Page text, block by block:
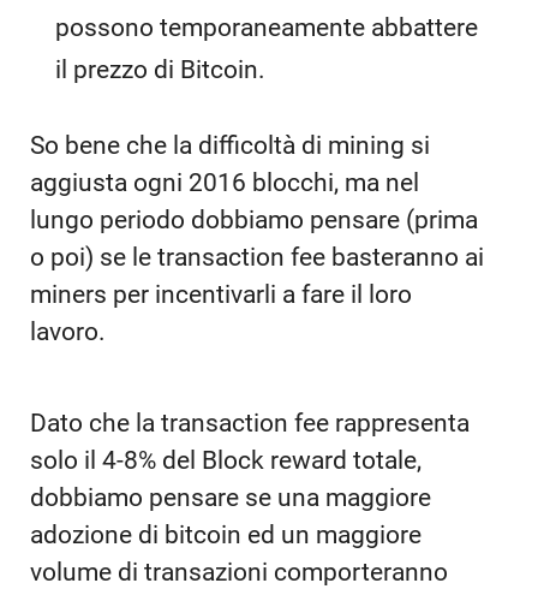
possono temporaneamente abbattere
il prezzo di Bitcoin.
So bene che la difficoltà di mining si
aggiusta ogni 2016 blocchi, ma nel
lungo periodo dobbiamo pensare (prima
o poi) se le transaction fee basteranno ai
miners per incentivarli a fare il loro
lavoro.
Dato che la transaction fee rappresenta
solo il 4-8% del Block reward totale,
dobbiamo pensare se una maggiore
adozione di bitcoin ed un maggiore
volume di transazioni comporteranno